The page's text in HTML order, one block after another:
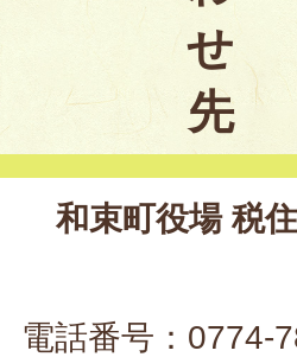
せ
先
和束町役場 税
電話番号：0774-